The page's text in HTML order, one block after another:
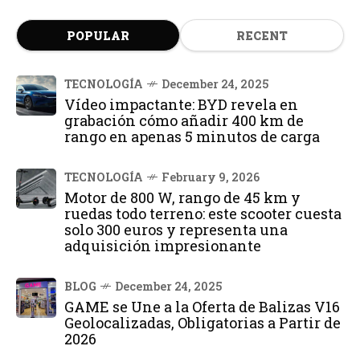
POPULAR RECENT
TECNOLOGÍA December 24, 2025
Vídeo impactante: BYD revela en
grabación cómo añadir 400 km de
rango en apenas 5 minutos de carga
TECNOLOGÍA February 9, 2026
Motor de 800 W, rango de 45 km y
ruedas todo terreno: este scooter cuesta
solo 300 euros y representa una
adquisición impresionante
BLOG December 24, 2025
GAME se Une a la Oferta de Balizas V16
Geolocalizadas, Obligatorias a Partir de
2026